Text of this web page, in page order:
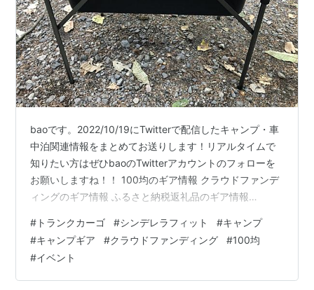
baoです。2022/10/19にTwitterで配信したキャンプ・車
中泊関連情報をまとめてお送りします！リアルタイムで
知りたい方はぜひbaoのTwitterアカウントのフォローを
お願いしますね！！ 100均のギア情報 クラウドファンデ
ィングのギア情報 ふるさと納税返礼品のギア情報
トアのギア情報 新製品・注目製品情報 ショップ情報 キ
ャンプ場情報 イベント情報 ほかお役立ち情報 baocamp
ブログ関連情報 100均のギア情報 一つ目のレトロかわい
いライトが意外にも人気なようで捕獲困難のようです
# トランクカーゴ #シンデレラフィット #キャンプ
#キャンプギア #クラウドファンディング #100均
#イベント